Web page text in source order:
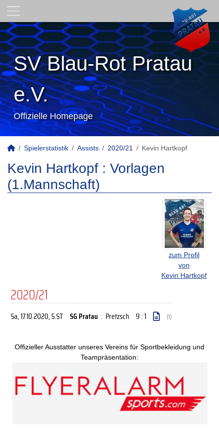
SV Blau-Rot Pratau
e.V.
Offizielle Homepage
Spielerstatistik Assists 2020/21 Kevin Hartkopf
Kevin Hartkopf : Vorlagen
(1.Mannschaft)
zum Profil
von
Kevin Hartkopf
2020/21
Sa, 17.10.2020, 5.ST SG Pratau : Pretzsch 9 : 1 (1)
Offizieller Ausstatter unseres Vereins für Sportbekleidung und
Teampräsentation: